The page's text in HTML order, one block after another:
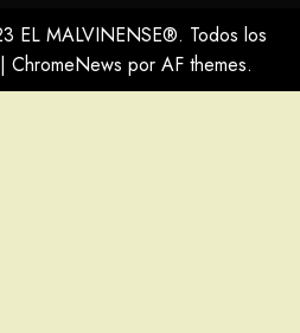
EL MALVINENSE®. Todos los
| ChromeNews por AF themes.